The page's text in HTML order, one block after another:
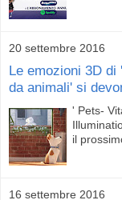
20 settembre 2016
Le emozioni 3D di
da animali' si
' Pets-
il
16 settembre 2016